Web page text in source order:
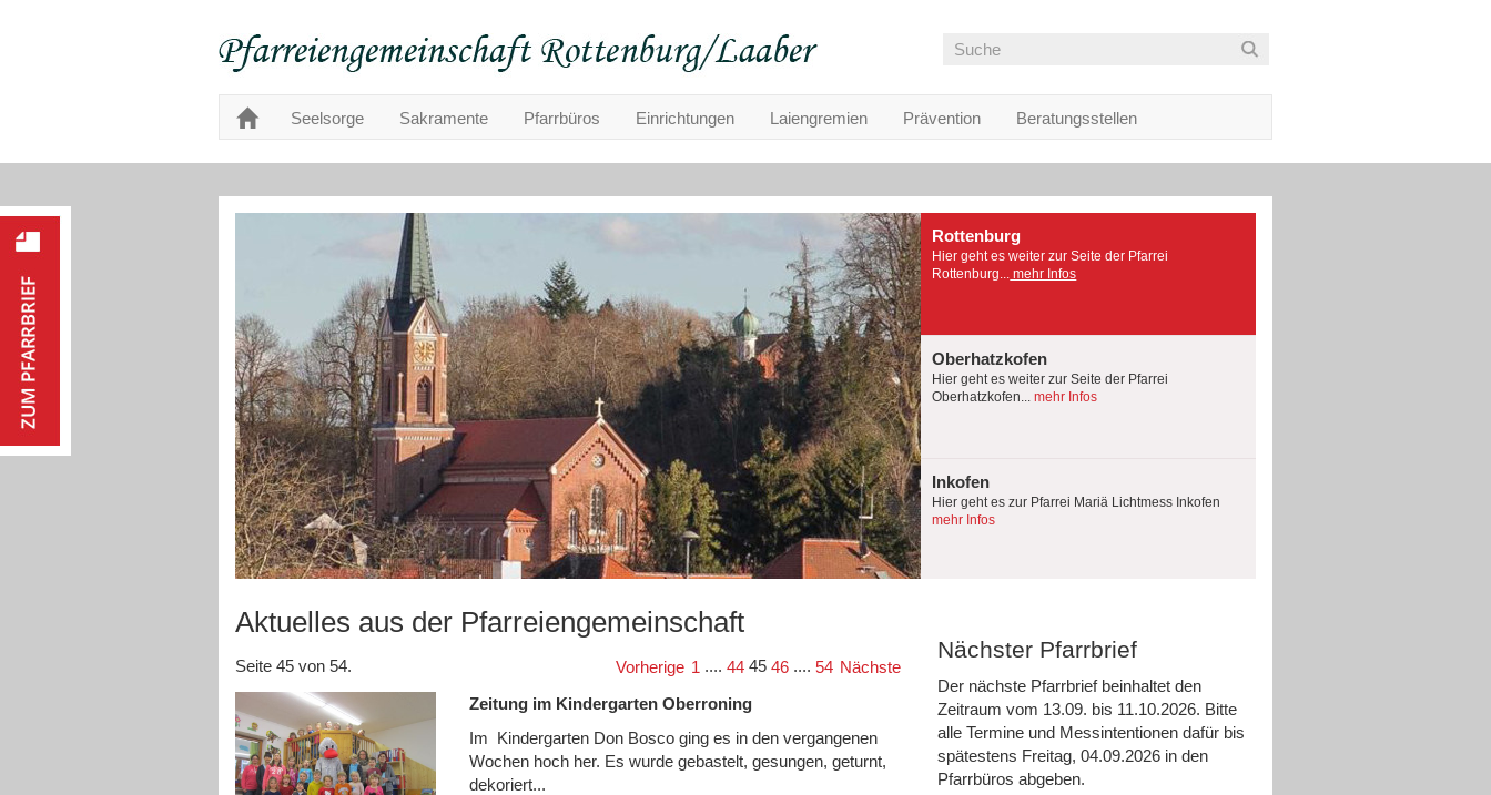
Seelsorge Sakramente Pfarrbüros Einrichtungen Laiengremien Prävention Beratungsstellen
Rottenburg
Hier geht es weiter zur Seite der Pfarrei
Rottenburg... mehr Infos
Oberhatzkofen
Hier geht es weiter zur Seite der Pfarrei
Oberhatzkofen... mehr Infos
Inkofen
Hier geht es zur Pfarrei Mariä Lichtmess Inkofen
mehr Infos
Aktuelles aus der Pfarreiengemeinschaft
Seite 45 von 54. Vorherige 1 .... 44 45 46 .... 54 Nächste
Zeitung im Kindergarten Oberroning
Im Kindergarten Don Bosco ging es in den vergangenen
Wochen hoch her. Es wurde gebastelt, gesungen, geturnt,
dekoriert...
Nächster Pfarrbrief
Der nächste Pfarrbrief beinhaltet den
Zeitraum vom 13.09. bis 11.10.2026. Bitte
alle Termine und Messintentionen dafür bis
spätestens Freitag, 04.09.2026 in den
Pfarrbüros abgeben.